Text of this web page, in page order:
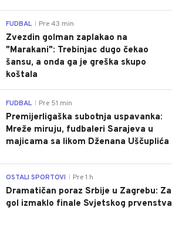
FUDBAL Pre 43 min
Zvezdin golman zaplakao na
"Marakani": Trebinjac dugo čekao
šansu, a onda ga je greška skupo
koštala
FUDBAL Pre 51 min
Premijerligaška subotnja uspavanka:
Mreže miruju, fudbaleri Sarajeva u
majicama sa likom Dženana Uščuplića
OSTALI SPORTOVI Pre 1 h
Dramatičan poraz Srbije u Zagrebu: Za
gol izmaklo finale Svjetskog prvenstva